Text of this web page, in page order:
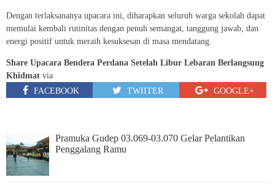
Dengan terlaksananya upacara ini, diharapkan seluruh warga sekolah dapat
memulai kembali rutinitas dengan penuh semangat, tanggung jawab, dan
energi positif untuk meraih kesuksesan di masa mendatang.
Share Upacara Bendera Perdana Setelah Libur Lebaran Berlangsung
Khidmat via
FACEBOOK
TWIITER GOOGLE+
Pramuka Gudep 03.069-03.070 Gelar Pelantikan
Penggalang Ramu